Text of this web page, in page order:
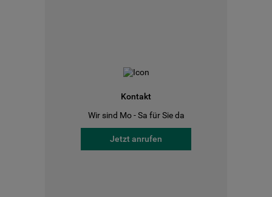
Kontakt
Wir sind Mo - Sa für Sie da
Jetzt anrufen